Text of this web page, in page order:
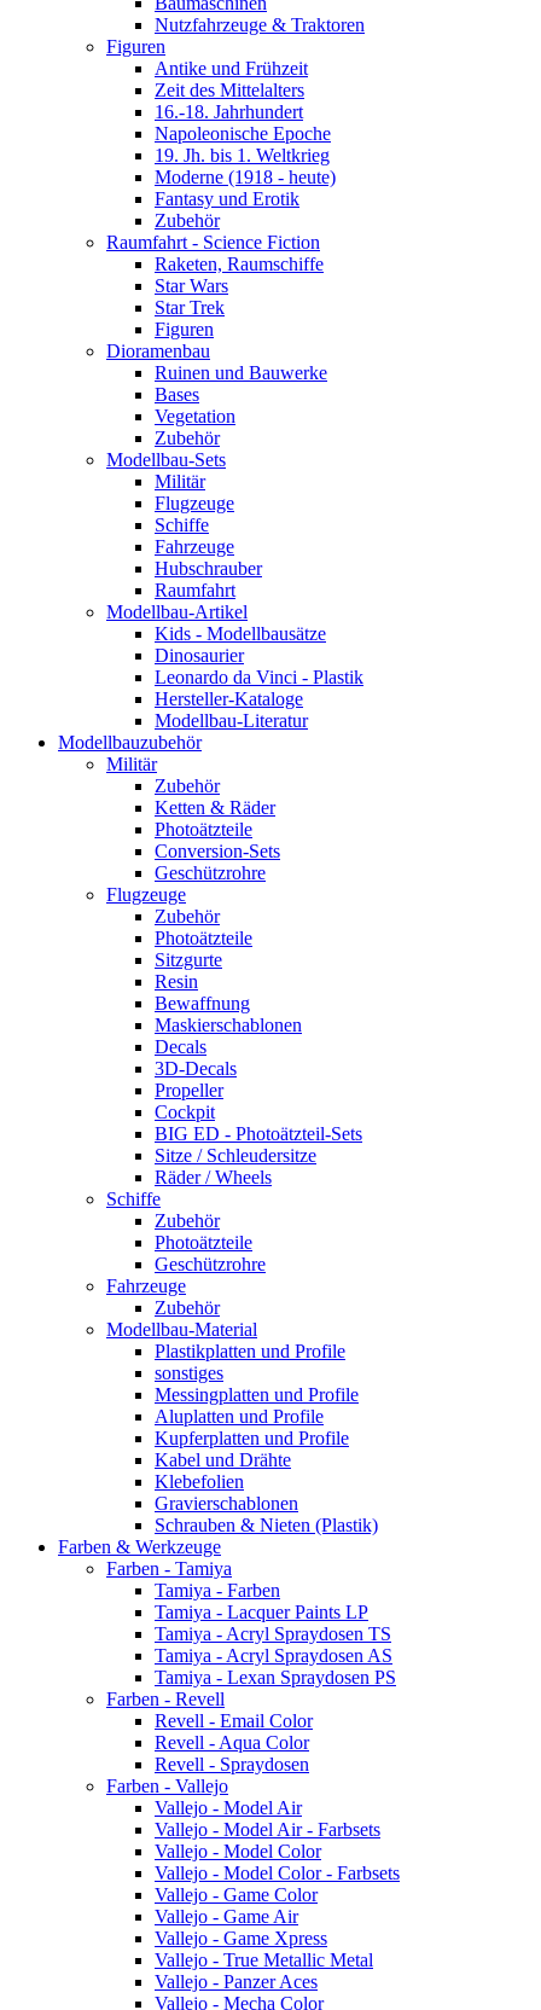
Nutzfahrzeuge & Traktoren
Figuren
Antike und Frühzeit
Zeit des Mittelalters
16.-18. Jahrhundert
Napoleonische Epoche
19. Jh. bis 1. Weltkrieg
Moderne (1918 - heute)
Fantasy und Erotik
Zubehör
Raumfahrt - Science Fiction
Raketen, Raumschiffe
Star Wars
Star Trek
Figuren
Dioramenbau
Ruinen und Bauwerke
Bases
Vegetation
Zubehör
Modellbau-Sets
Militär
Flugzeuge
Schiffe
Fahrzeuge
Hubschrauber
Raumfahrt
Modellbau-Artikel
Kids - Modellbausätze
Dinosaurier
Leonardo da Vinci - Plastik
Hersteller-Kataloge
Modellbau-Literatur
Modellbauzubehör
Militär
Zubehör
Ketten & Räder
Photoätzteile
Conversion-Sets
Geschützrohre
Flugzeuge
Zubehör
Photoätzteile
Sitzgurte
Resin
Bewaffnung
Maskierschablonen
Decals
3D-Decals
Propeller
Cockpit
BIG ED - Photoätzteil-Sets
Sitze / Schleudersitze
Räder / Wheels
Schiffe
Zubehör
Photoätzteile
Geschützrohre
Fahrzeuge
Zubehör
Modellbau-Material
Plastikplatten und Profile
sonstiges
Messingplatten und Profile
Aluplatten und Profile
Kupferplatten und Profile
Kabel und Drähte
Klebefolien
Gravierschablonen
Schrauben & Nieten (Plastik)
Farben & Werkzeuge
Farben - Tamiya
Tamiya - Farben
Tamiya - Lacquer Paints LP
Tamiya - Acryl Spraydosen TS
Tamiya - Acryl Spraydosen AS
Tamiya - Lexan Spraydosen PS
Farben - Revell
Revell - Email Color
Revell - Aqua Color
Revell - Spraydosen
Farben - Vallejo
Vallejo - Model Air
Vallejo - Model Air - Farbsets
Vallejo - Model Color
Vallejo - Model Color - Farbsets
Vallejo - Game Color
Vallejo - Game Air
Vallejo - Game Xpress
Vallejo - True Metallic Metal
Vallejo - Panzer Aces
Vallejo - Mecha Color